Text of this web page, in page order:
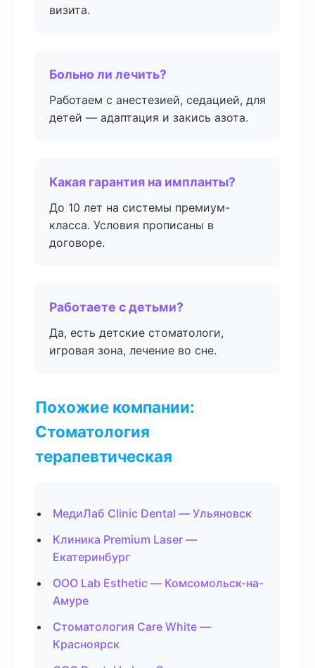
визита.
Больно ли лечить?
Работаем с анестезией, седацией, для
детей — адаптация и закись азота.
Какая гарантия на импланты?
До 10 лет на системы премиум-
класса. Условия прописаны в
договоре.
Работаете с детьми?
Да, есть детские стоматологи,
игровая зона, лечение во сне.
Похожие компании:
Стоматология
терапевтическая
МедиЛаб Clinic Dental — Ульяновск
Клиника Premium Laser —
Екатеринбург
ООО Lab Esthetic — Комсомольск-на-
Амуре
Стоматология Care White —
Красноярск